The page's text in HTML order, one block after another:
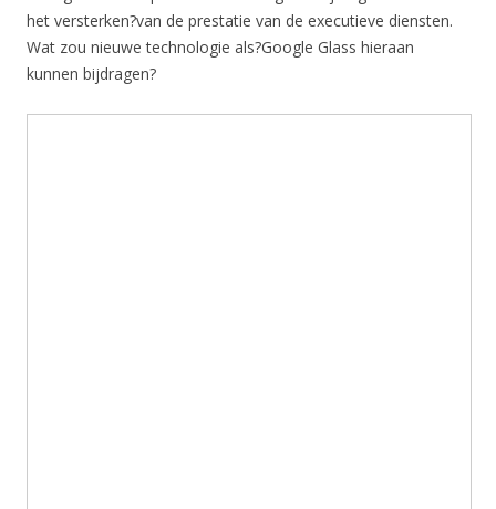
het versterken?van de prestatie van de executieve diensten.
Wat zou nieuwe technologie als?Google Glass hieraan
kunnen bijdragen?